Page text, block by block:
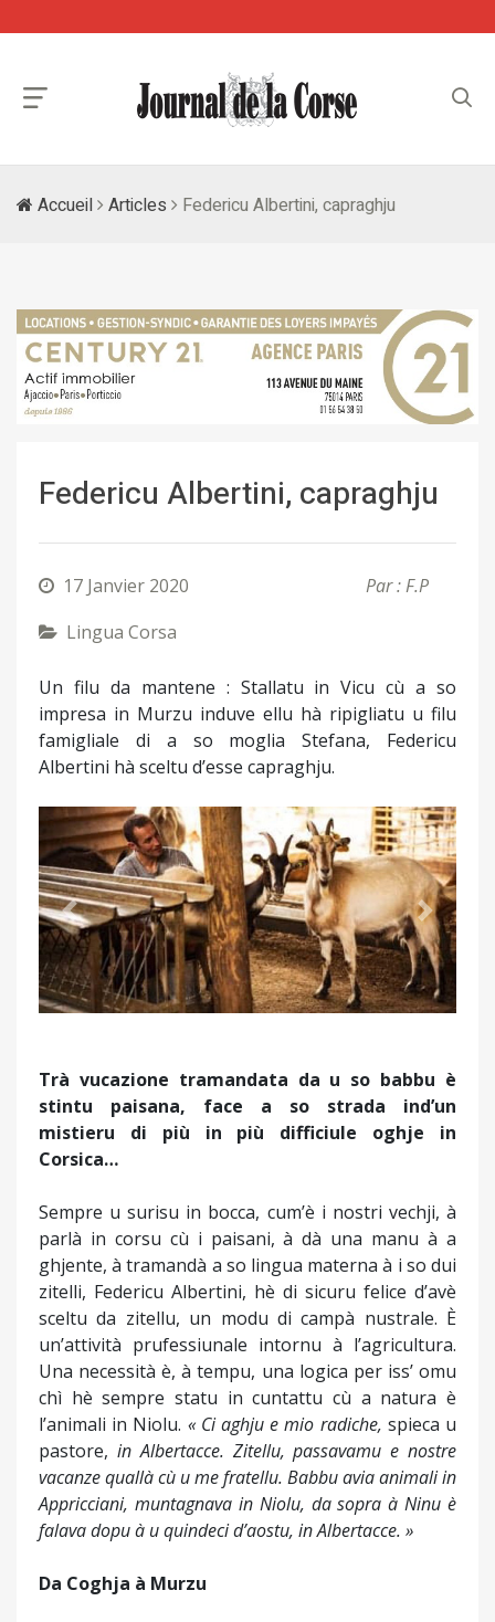
Accueil Articles Federicu Albertini, capraghju
Federicu Albertini, capraghju
17 Janvier 2020
Par : F.P
Lingua Corsa
Un filu da mantene : Stallatu in Vicu cù a so
impresa in Murzu induve ellu hà ripigliatu u filu
famigliale di a so moglia Stefana, Federicu
Albertini hà sceltu d’esse capraghju.
Précédent Suivant
Trà vucazione tramandata da u so babbu è
stintu paisana, face a so strada ind’un
mistieru di più in più difficiule oghje in
Corsica…
Sempre u surisu in bocca, cum’è i nostri vechji, à
parlà in corsu cù i paisani, à dà una manu à a
ghjente, à tramandà a so lingua materna à i so dui
zitelli, Federicu Albertini, hè di sicuru felice d’avè
sceltu da zitellu, un modu di campà nustrale. È
un’attività prufessiunale intornu à l’agricultura.
Una necessità è, à tempu, una logica per iss’ omu
chì hè sempre statu in cuntattu cù a natura è
l’animali in Niolu. « Ci aghju e mio radiche, spieca u
pastore, in Albertacce. Zitellu, passavamu e nostre
vacanze quallà cù u me fratellu. Babbu avia animali in
Appricciani, muntagnava in Niolu, da sopra à Ninu è
falava dopu à u quindeci d’aostu, in Albertacce. »
Da Coghja à Murzu